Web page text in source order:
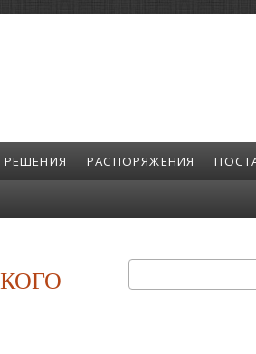
РЕШЕНИЯ РАСПОРЯЖЕНИЯ
Форма